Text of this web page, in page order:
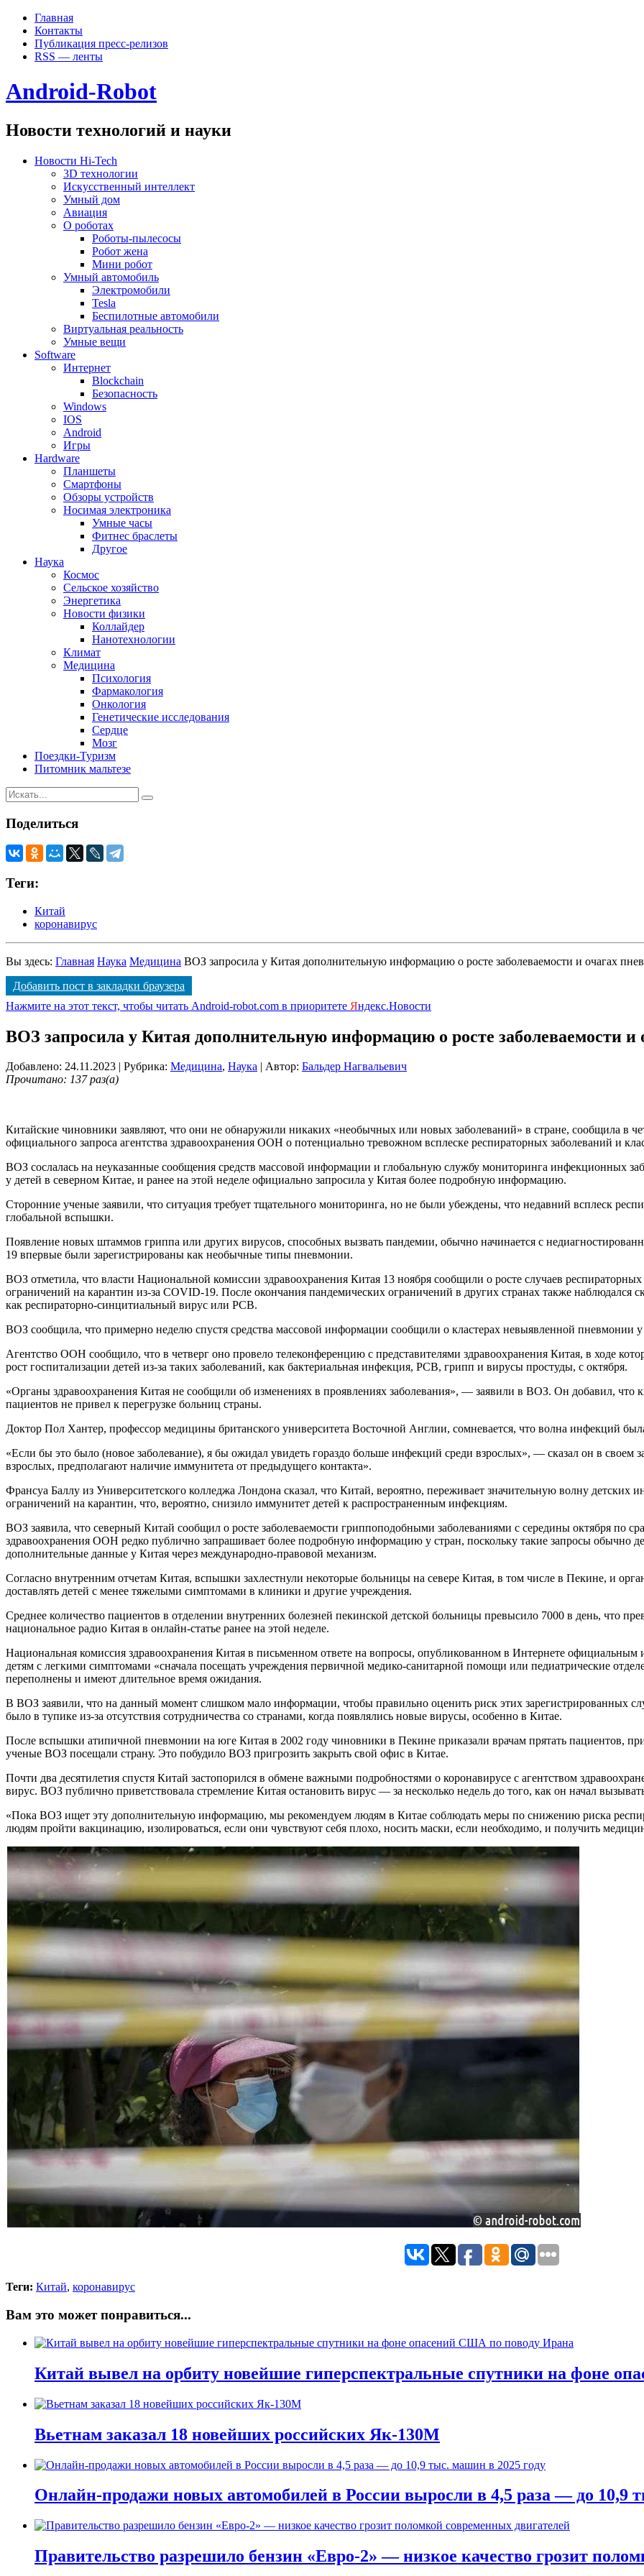
Главная
Контакты
Публикация пресс-релизов
RSS — ленты
Android-Robot
Новости технологий и науки
Новости Hi-Tech
3D технологии
Искусственный интеллект
Умный дом
Авиация
О роботах
Роботы-пылесосы
Робот жена
Мини робот
Умный автомобиль
Электромобили
Tesla
Беспилотные автомобили
Виртуальная реальность
Умные вещи
Software
Интернет
Blockchain
Безопасность
Windows
IOS
Android
Игры
Hardware
Планшеты
Смартфоны
Обзоры устройств
Носимая электроника
Умные часы
Фитнес браслеты
Другое
Наука
Космос
Сельское хозяйство
Энергетика
Новости физики
Коллайдер
Нанотехнологии
Климат
Медицина
Психология
Фармакология
Онкология
Генетические исследования
Сердце
Мозг
Поездки-Туризм
Питомник мальтезе
Поделиться
Теги:
Китай
коронавирус
Вы здесь: Главная Наука Медицина ВОЗ запросила у Китая дополнительную информацию о росте заболеваемости и очагах
Добавить пост в закладки браузера
Нажмите на этот текст, чтобы читать Android-robot.com в приоритете Яндекс.Новости
ВОЗ запросила у Китая дополнительную информацию о росте заболеваемости и
Добавлено: 24.11.2023 | Рубрика: Медицина, Наука | Автор: Бальдер Нагвальевич
Прочитано: 137 раз(а)
Китайские чиновники заявляют, что они не обнаружили никаких «необычных или новых заболеваний» в стране, сообщила в
официального запроса агентства здравоохранения ООН о потенциально тревожном всплеске респираторных заболеваний и
ВОЗ сослалась на неуказанные сообщения средств массовой информации и глобальную службу мониторинга инфекционных
у детей в северном Китае, и ранее на этой неделе официально запросила у Китая более подробную информацию.
Сторонние ученые заявили, что ситуация требует тщательного мониторинга, но не были убеждены, что недавний всплеск
глобальной вспышки.
Появление новых штаммов гриппа или других вирусов, способных вызвать пандемии, обычно начинается с
19 впервые были зарегистрированы как необычные типы пневмонии.
ВОЗ отметила, что власти Национальной комиссии здравоохранения Китая 13 ноября сообщили о росте случаев
ограничений на карантин из-за COVID-19. После окончания пандемических ограничений в других странах также наблюдался
как респираторно-синцитиальный вирус или РСВ.
ВОЗ сообщила, что примерно неделю спустя средства массовой информации сообщили о кластерах невыявленной пневмонии у
Агентство ООН сообщило, что в четверг оно провело телеконференцию с представителями здравоохранения Китая, в ходе
рост госпитализации детей из-за таких заболеваний, как бактериальная инфекция, РСВ, грипп и вирусы простуды, с октября.
«Органы здравоохранения Китая не сообщили об изменениях в проявлениях заболевания», — заявили в ВОЗ. Он добавил, что
пациентов не привел к перегрузке больниц страны.
Доктор Пол Хантер, профессор медицины британского университета Восточной Англии, сомневается, что волна инфекций
«Если бы это было (новое заболевание), я бы ожидал увидеть гораздо больше инфекций среди взрослых», — сказал он в своем
взрослых, предполагают наличие иммунитета от предыдущего контакта».
Франсуа Баллу из Университетского колледжа Лондона сказал, что Китай, вероятно, переживает значительную волну детских
ограничений на карантин, что, вероятно, снизило иммунитет детей к распространенным инфекциям.
ВОЗ заявила, что северный Китай сообщил о росте заболеваемости гриппоподобными заболеваниями с середины октября по
здравоохранения ООН редко публично запрашивает более подробную информацию у стран, поскольку такие запросы обычно
дополнительные данные у Китая через международно-правовой механизм.
Согласно внутренним отчетам Китая, вспышки захлестнули некоторые больницы на севере Китая, в том числе в Пекине, и
доставлять детей с менее тяжелыми симптомами в клиники и другие учреждения.
Среднее количество пациентов в отделении внутренних болезней пекинской детской больницы превысило 7000 в день, что
национальное радио Китая в онлайн-статье ранее на этой неделе.
Национальная комиссия здравоохранения Китая в письменном ответе на вопросы, опубликованном в Интернете
детям с легкими симптомами «сначала посещать учреждения первичной медико-санитарной помощи или педиатрические
переполнены и имеют длительное время ожидания.
В ВОЗ заявили, что на данный момент слишком мало информации, чтобы правильно оценить риск этих зарегистрированных
было в тупике из-за отсутствия сотрудничества со странами, когда появлялись новые вирусы, особенно в Китае.
После вспышки атипичной пневмонии на юге Китая в 2002 году чиновники в Пекине приказали врачам прятать пациентов,
ученые ВОЗ посещали страну. Это побудило ВОЗ пригрозить закрыть свой офис в Китае.
Почти два десятилетия спустя Китай застопорился в обмене важными подробностями о коронавирусе с агентством
вирус. ВОЗ публично приветствовала стремление Китая остановить вирус — за несколько недель до того, как он начал
«Пока ВОЗ ищет эту дополнительную информацию, мы рекомендуем людям в Китае соблюдать меры по снижению риска
людям пройти вакцинацию, изолироваться, если они чувствуют себя плохо, носить маски, если необходимо, и получить
Теги: Китай, коронавирус
Вам это может понравиться...
Китай вывел на орбиту новейшие гиперспектральные спутники на фоне
Вьетнам заказал 18 новейших российских Як-130М
Онлайн-продажи новых автомобилей в России выросли в 4,5 раза — до 10,9
Правительство разрешило бензин «Евро-2» — низкое качество грозит